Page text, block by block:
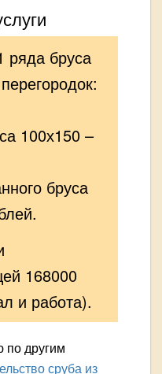
ряда бруса
100х150 –
бруса
168000
и работа).
другим
сруба из